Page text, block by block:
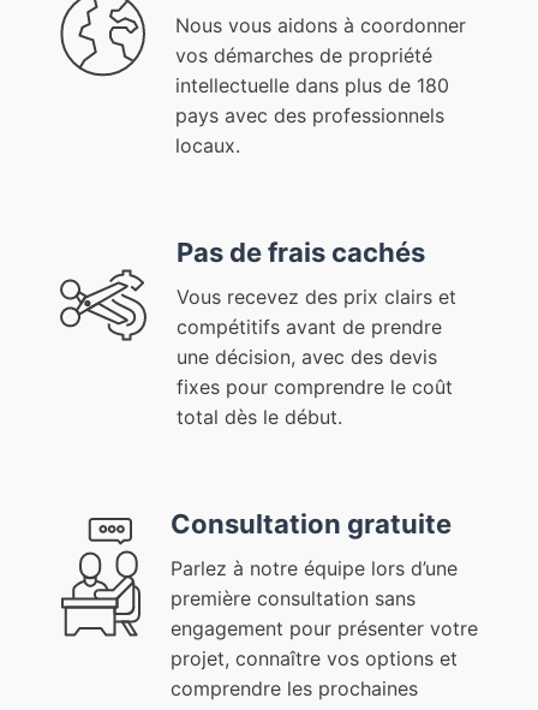
Nous vous aidons à coordonner
vos démarches de propriété
intellectuelle dans plus de 180
pays avec des professionnels
locaux.
Pas de frais cachés
Vous recevez des prix clairs et
compétitifs avant de prendre
une décision, avec des devis
fixes pour comprendre le coût
total dès le début.
Consultation gratuite
Parlez à notre équipe lors d’une
première consultation sans
engagement pour présenter votre
projet, connaître vos options et
comprendre les prochaines